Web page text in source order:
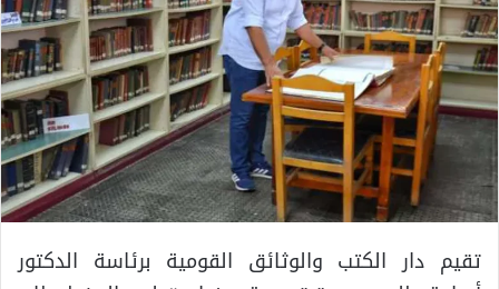
تقيم دار الكتب والوثائق القومية برئاسة الدكتور